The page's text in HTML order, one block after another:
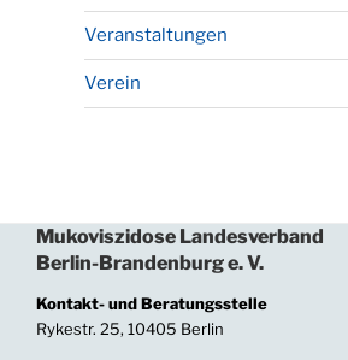
Veranstaltungen
Verein
Mukoviszidose Landesverband
Berlin-Brandenburg e. V.
Kontakt- und Beratungsstelle
Rykestr. 25, 10405 Berlin